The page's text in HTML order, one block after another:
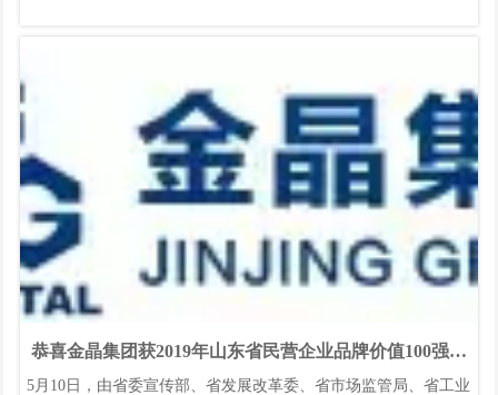
恭喜金晶集团获2019年山东省民营企业品牌价值100强和
山东省制造业高端品牌培育企业
5月10日，由省委宣传部、省发展改革委、省市场监管局、省工业